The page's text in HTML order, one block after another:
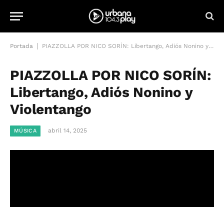
Portada PIAZZOLLA POR NICO SORÍN: Libertango, Adiós Nonino y Violentango
PIAZZOLLA POR NICO SORÍN:
Libertango, Adiós Nonino y
Violentango
MÚSICA abril 14, 2025